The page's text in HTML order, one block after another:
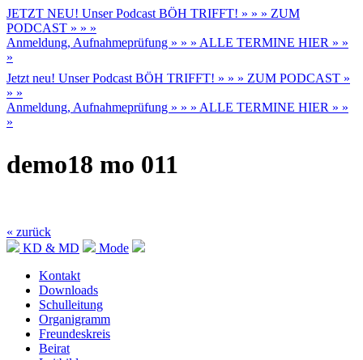
JETZT NEU! Unser Podcast BÖH TRIFFT! » » » ZUM
PODCAST » » »
Anmeldung, Aufnahmeprüfung » » » ALLE TERMINE HIER » »
»
Jetzt neu! Unser Podcast BÖH TRIFFT! » » » ZUM PODCAST »
» »
Anmeldung, Aufnahmeprüfung » » » ALLE TERMINE HIER » »
»
demo18 mo 011
« zurück
KD & MD
Mode
Kontakt
Downloads
Schulleitung
Organigramm
Freundeskreis
Beirat